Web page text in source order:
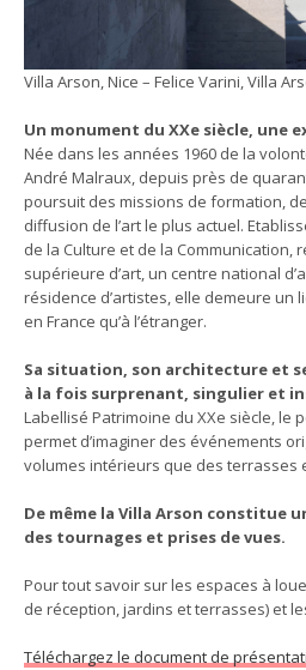
Villa Arson, Nice – Felice Varini, Villa
Un monument du XXe siècle, une
Née dans les années 1960 de la
André Malraux, depuis près de
poursuit des missions de formation,
diffusion de l’art le plus actuel.
de la Culture et de la Communication,
supérieure d’art, un centre national
résidence d’artistes, elle demeure un
en France qu’à l’étranger.
Sa situation, son architecture et
à la fois surprenant, singulier et
Labellisé Patrimoine du XXe siècle, le
permet d’imaginer des événements
volumes intérieurs que des terrasses
De même la Villa Arson constitue
des tournages et prises de vues.
Pour tout savoir sur les espaces à
de réception, jardins et terrasses) et
Téléchargez le document de